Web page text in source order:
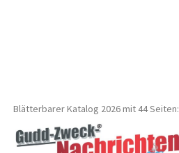
Blätterbarer Katalog 2026 mit 44 Seiten: